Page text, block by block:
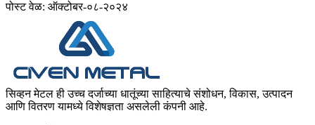
पोस्ट वेळ: ऑक्टोबर-०८-२०२४
सिव्हन मेटल ही उच्च दर्जाच्या धातूंच्या साहित्याचे संशोधन, विकास, उत्पादन
आणि वितरण यामध्ये विशेषज्ञता असलेली कंपनी आहे.